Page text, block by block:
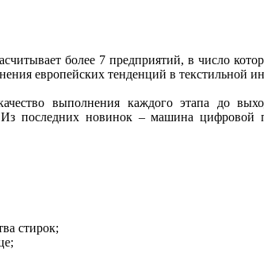
более 7 предприятий, в число
европейских тенденций в текстильной
выполнения каждого этапа до
последних новинок – машина цифровой
стирок;